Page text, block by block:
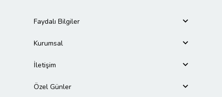
Faydalı Bilgiler
Kurumsal
İletişim
Özel Günler